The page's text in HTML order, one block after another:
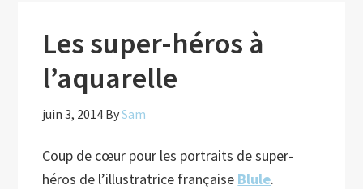
Les super-héros à
l’aquarelle
juin 3, 2014 BySam
Coup de cœur pour les portraits de super-
héros de l’illustratrice française Blule.